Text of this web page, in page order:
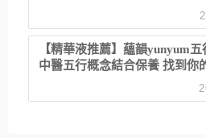
直營直銷、價格透明 高CP值
【精華液推薦】蘊韻yunyum
中醫五行概念結合保養 找到你
華！ 水㊀土㊀就選「潤・賦精